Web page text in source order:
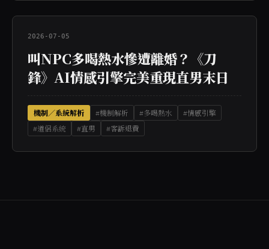
2026-07-05
叫NPC多喝熱水慘遭離婚？《刀
鋒》AI情感引擎完美重現直男末日
機制／系統解析 #機制解析 #多喝熱水
#情感引擎
#道侶系統
#直男 #客訴退費